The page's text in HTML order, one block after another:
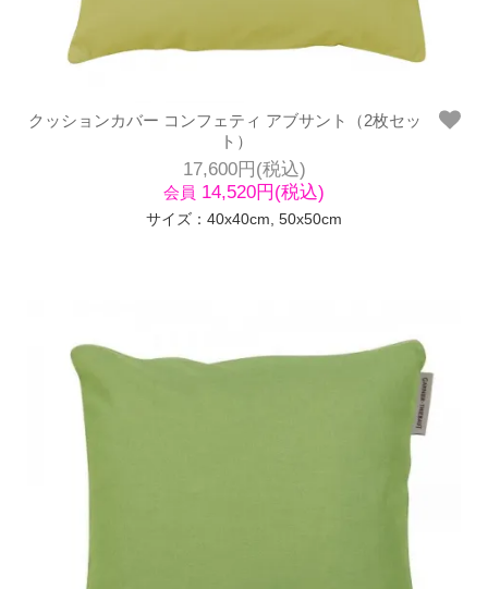
クッションカバー コンフェティ アブサント（2枚セッ
ト）
17,600円(税込)
会員 14,520円(税込)
サイズ：40x40cm, 50x50cm